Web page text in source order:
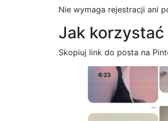
Nie wymaga rejestracji ani
Jak
Skopiuj link do posta na